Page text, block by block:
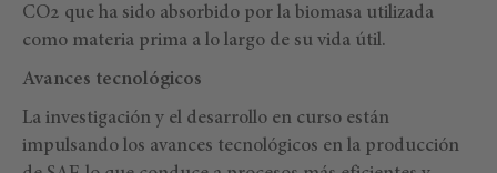
CO2 que ha sido absorbido por la biomasa utilizada
como materia prima a lo largo de su vida útil.
Avances tecnológicos
La investigación y el desarrollo en curso están
impulsando los avances tecnológicos en la producción